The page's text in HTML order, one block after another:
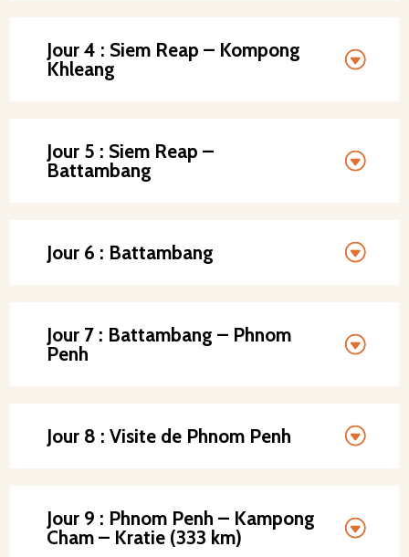
Jour 4 : Siem Reap – Kompong
Khleang
Jour 5 : Siem Reap –
Battambang
Jour 6 : Battambang
Jour 7 : Battambang – Phnom
Penh
Jour 8 : Visite de Phnom Penh
Jour 9 : Phnom Penh – Kampong
Cham – Kratie (333 km)